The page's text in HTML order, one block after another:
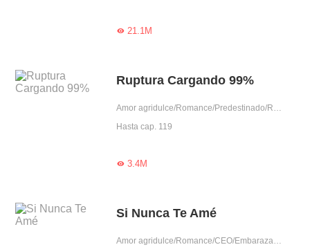
21.1M
Ruptura Cargando 99%
Amor agridulce/Romance/Predestinado/Reconciliación/Celoso/Aventura de una noche/Gentil
Hasta cap. 119
3.4M
Si Nunca Te Amé
Amor agridulce/Romance/CEO/Embarazada/Reconciliación/Sustituta/Posesivo/Dominante